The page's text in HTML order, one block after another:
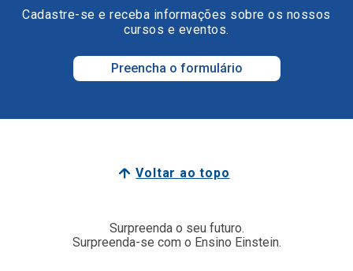
Cadastre-se e receba informações sobre os nossos
cursos e eventos.
Preencha o formulário
Voltar ao topo
Surpreenda o seu futuro.
Surpreenda-se com o Ensino Einstein.